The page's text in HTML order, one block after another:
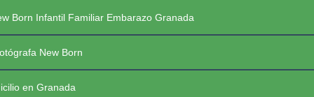
al
contenido
Born Infantil Familiar Embarazo Granada
New Born
en Granada
PREGUNTAS FRECUENTES SESIONES
PRIMERAS COMUNIONES 2026